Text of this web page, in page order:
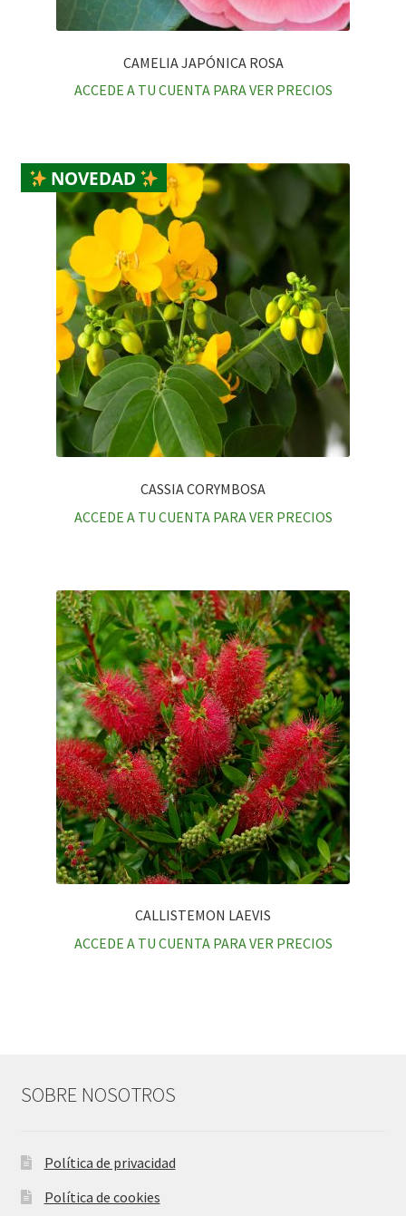
CAMELIA JAPÓNICA ROSA
ACCEDE A TU CUENTA PARA VER PRECIOS
NOVEDAD
CASSIA CORYMBOSA
ACCEDE A TU CUENTA PARA VER PRECIOS
CALLISTEMON LAEVIS
ACCEDE A TU CUENTA PARA VER PRECIOS
SOBRE NOSOTROS
Política de privacidad
Política de cookies